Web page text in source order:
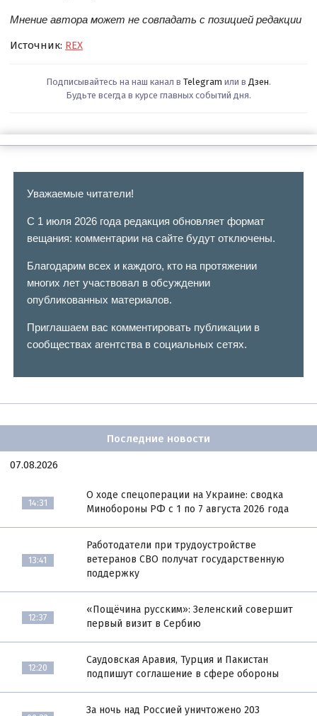
Мнение автора может не совпадать с позицией редакции
Источник: REX
Подписывайтесь на наш канал в Telegram или в Дзен.
Будьте всегда в курсе главных событий дня.
Уважаемые читатели!
С 1 июля 2026 года редакция обновляет формат
вещания: комментарии на сайте будут отключены.
Благодарим всех и каждого, кто на протяжении
многих лет участвовал в обсуждении
опубликованных материалов.
Приглашаем вас комментировать публикации в
сообществах агентства в социальных сетях.
Последние новости
07.08.2026
14:31
О ходе спецоперации на Украине: сводка
Минобороны РФ с 1 по 7 августа 2026 года
13:41
Работодатели при трудоустройстве
ветеранов СВО получат государственную
поддержку
12:37
«Пощёчина русским»: Зеленский совершит
первый визит в Сербию
12:20
Саудовская Аравия, Турция и Пакистан
подпишут соглашение в сфере обороны
За ночь над Россией уничтожено 203